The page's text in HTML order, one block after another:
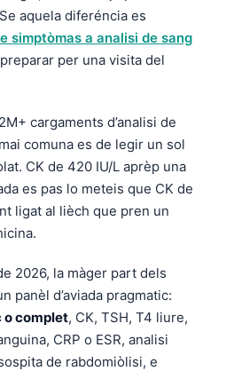
aquela diferéncia es
simptòmas a analisi de sang
per una visita del
cargaments d’analisi de
comuna es de legir un sol
CK de 420 IU/L aprèp una
es pas lo meteis que CK de
ligat al lièch que pren un
2026, la màger part dels
panèl d’aviada pragmatic:
o complet, CK, TSH, T4 liure,
CRP o ESR, analisi
de rabdomiòlisi, e